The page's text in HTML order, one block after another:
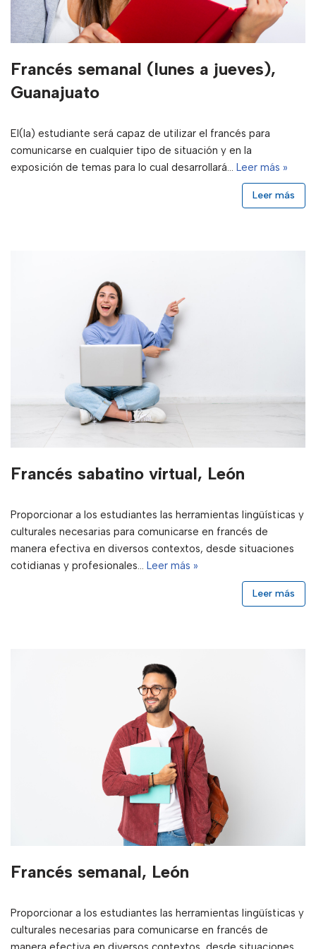
Francés semanal (lunes a jueves),
Guanajuato
El(la) estudiante será capaz de utilizar el francés para
comunicarse en cualquier tipo de situación y en la
exposición de temas para lo cual desarrollará… Leer más »
Leer más
Francés sabatino virtual, León
Proporcionar a los estudiantes las herramientas lingüísticas y
culturales necesarias para comunicarse en francés de
manera efectiva en diversos contextos, desde situaciones
cotidianas y profesionales… Leer más »
Leer más
Francés semanal, León
Proporcionar a los estudiantes las herramientas lingüísticas y
culturales necesarias para comunicarse en francés de